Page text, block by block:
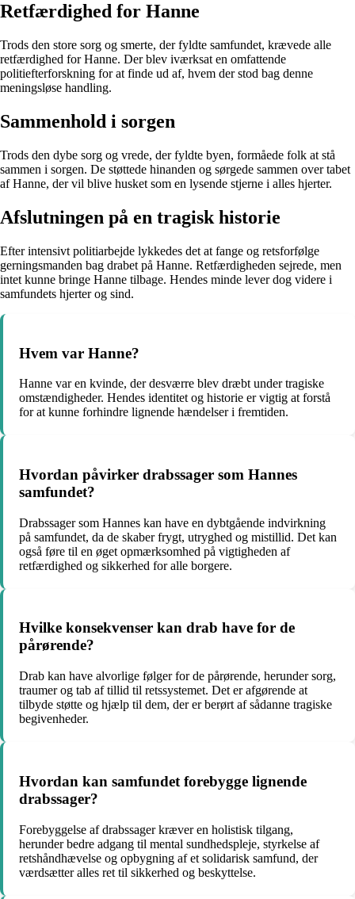
Retfærdighed for Hanne
Trods den store sorg og smerte, der fyldte samfundet, krævede alle
retfærdighed for Hanne. Der blev iværksat en omfattende
politiefterforskning for at finde ud af, hvem der stod bag denne
meningsløse handling.
Sammenhold i sorgen
Trods den dybe sorg og vrede, der fyldte byen, formåede folk at stå
sammen i sorgen. De støttede hinanden og sørgede sammen over tabet
af Hanne, der vil blive husket som en lysende stjerne i alles hjerter.
Afslutningen på en tragisk historie
Efter intensivt politiarbejde lykkedes det at fange og retsforfølge
gerningsmanden bag drabet på Hanne. Retfærdigheden sejrede, men
intet kunne bringe Hanne tilbage. Hendes minde lever dog videre i
samfundets hjerter og sind.
Hvem var Hanne?
Hanne var en kvinde, der desværre blev dræbt under tragiske
omstændigheder. Hendes identitet og historie er vigtig at forstå
for at kunne forhindre lignende hændelser i fremtiden.
Hvordan påvirker drabssager som Hannes
samfundet?
Drabssager som Hannes kan have en dybtgående indvirkning
på samfundet, da de skaber frygt, utryghed og mistillid. Det kan
også føre til en øget opmærksomhed på vigtigheden af
retfærdighed og sikkerhed for alle borgere.
Hvilke konsekvenser kan drab have for de
pårørende?
Drab kan have alvorlige følger for de pårørende, herunder sorg,
traumer og tab af tillid til retssystemet. Det er afgørende at
tilbyde støtte og hjælp til dem, der er berørt af sådanne tragiske
begivenheder.
Hvordan kan samfundet forebygge lignende
drabssager?
Forebyggelse af drabssager kræver en holistisk tilgang,
herunder bedre adgang til mental sundhedspleje, styrkelse af
retshåndhævelse og opbygning af et solidarisk samfund, der
værdsætter alles ret til sikkerhed og beskyttelse.